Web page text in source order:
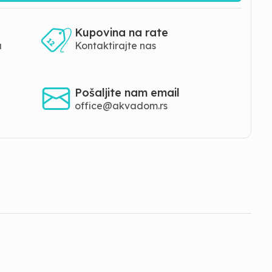
Kupovina na rate
Kontaktirajte nas
Pošaljite nam email
office@akvadom.rs